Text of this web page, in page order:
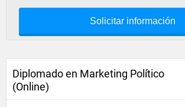
Solicitar información
Diplomado en Marketing Político
(Online)